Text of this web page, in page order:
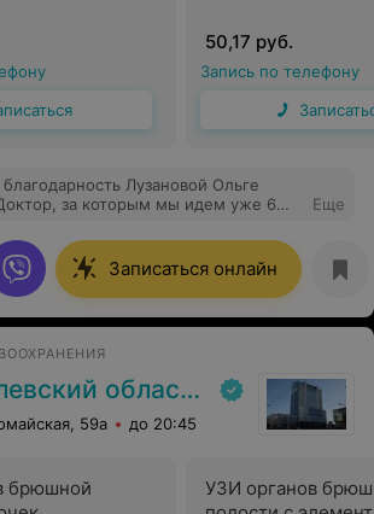
50,17 руб.
Запись по телефону
Лузановой Ольге
за которым мы идем уже 6
грудничка, до всех кризисов
всегда глубоко
рассматривая ее с широкого
- слушать и следовать
Еще
Записаться онлайн
лечебно-диагностический центр
59а до 20:45
брюшной
УЗИ органов